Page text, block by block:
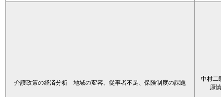
介護政策の経済分析 地域の変容、従事者不足、保険制度の課題
中村二
原